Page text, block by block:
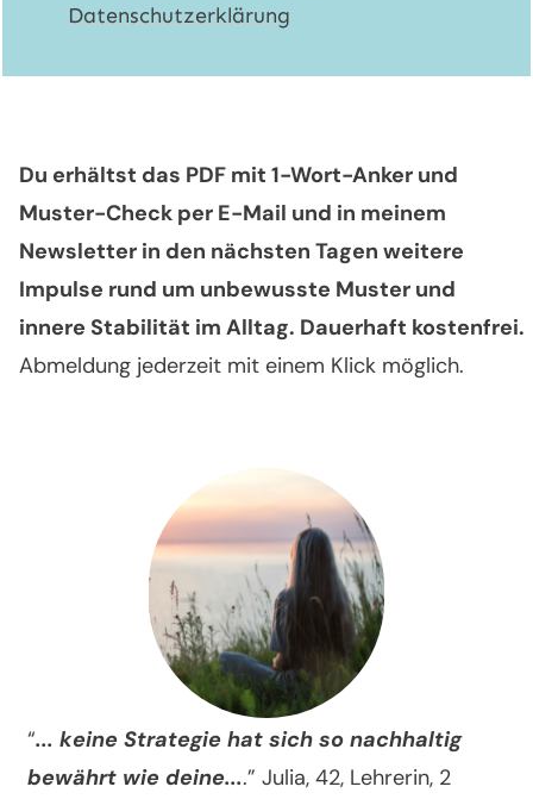
Datenschutzerklärung
Du erhältst das PDF mit 1-Wort-Anker und
Muster-Check per E-Mail und in meinem
Newsletter in den nächsten Tagen weitere
Impulse rund um unbewusste Muster und
innere Stabilität im Alltag. Dauerhaft kostenfrei.
Abmeldung jederzeit mit einem Klick möglich.
“... keine Strategie hat sich so nachhaltig
bewährt wie deine....” Julia, 42, Lehrerin, 2